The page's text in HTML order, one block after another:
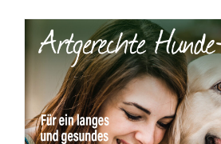
lesen –
richtig?